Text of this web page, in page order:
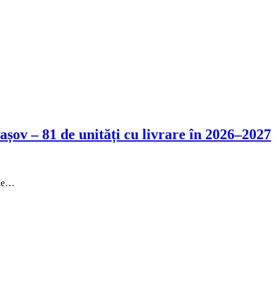
– 81 de unități cu livrare în 2026–2027